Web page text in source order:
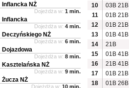
10
03B 21B
11
01B 21B
12
01B 21B
13
01B 41B
14
21B
15
01B 41B
16
21B 41B
17
01B 21B
18
01B 26B
Inflancka NŻ
Dojeżdża w: 1 min.
Inflancka
Dojeżdża w: 4 min.
Deczyńskiego NŻ
Dojeżdża w: 6 min.
Dojazdowa
Dojeżdża w: 8 min.
Kasztelańska NŻ
Dojeżdża w: 9 min.
Żucza NŻ
Dojeżdża w: 10 min.